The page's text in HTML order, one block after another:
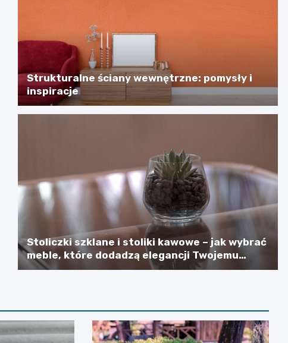
Strukturalne ściany wewnętrzne: pomysły i
inspiracje
Stoliczki szklane i stoliki kawowe – jak wybrać
meble, które dodadzą elegancji Twojemu
wnętrzu?